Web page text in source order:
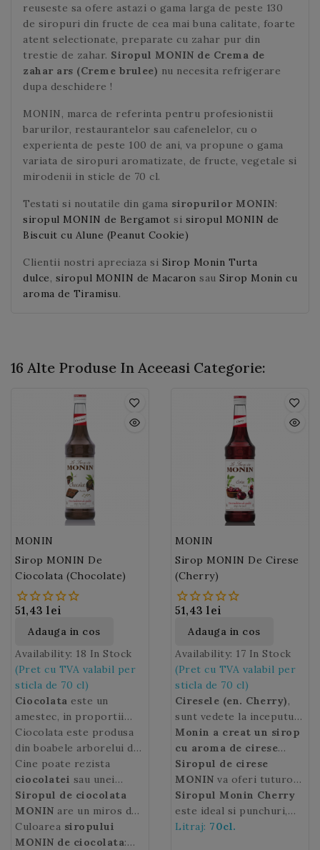
reuseste sa ofere astazi o gama larga de peste 130
de siropuri din fructe de cea mai buna calitate, foarte
atent selectionate, preparate cu zahar pur din
trestie de zahar. Siropul MONIN de Crema de
zahar ars (Creme brulee) nu necesita refrigerare
dupa deschidere !
MONIN, marca de referinta pentru profesionistii
barurilor, restaurantelor sau cafenelelor, cu o
experienta de peste 100 de ani, va propune o gama
variata de siropuri aromatizate, de fructe, vegetale si
mirodenii in sticle de 70 cl.
Testati si noutatile din gama siropurilor MONIN:
siropul MONIN de Bergamot si siropul MONIN de
Biscuit cu Alune (Peanut Cookie)
Clientii nostri apreciaza si Sirop Monin Turta
dulce, siropul MONIN de Macaron sau Sirop Monin cu
aroma de Tiramisu.
16 Alte Produse In Aceeasi Categorie:
MONIN
Sirop MONIN De
Ciocolata (Chocolate)
51,43 lei
Adauga in cos
Availability: 18 In Stock
(Pret cu TVA valabil per
sticla de 70 cl)
Ciocolata este un
amestec, in proportii
variabile, de pulbere din
boabe de cacao, zahar,
lapte, la care se mai pot
adauga diverse arome
precum vanilia.
Ciocolata este produsa
din boabele arborelui de
cacao care este specific
regiunilor calde ale
lumii.
Cine poate rezista
ciocolatei sau unei
creme fine de
ciocolata? Acest desert
provoaca o mare placere
atat in randul copiilor
Siropul de ciocolata
MONIN are un miros de
boabe de cacao si un
gust intens de lichior de
Culoarea siropului
MONIN de ciocolata:
MONIN
Sirop MONIN De Cirese
(Cherry)
51,43 lei
Adauga in cos
Availability: 17 In Stock
(Pret cu TVA valabil per
sticla de 70 cl)
Ciresele (en. Cherry),
sunt vedete la inceputul
anotimpului vara si sunt
fructe rotunde de
culoare adesea rosie, mai
rar galbena.Ciresele,
fructe suculente, dulci,
carnoase, catifelate si
deosebit de delicioase,
Monin a creat un sirop
cu aroma de cirese
coapte, de culoare rosu
inchis.
Siropul de cirese
MONIN va oferi tuturor
bauturilor un "gust"
delicios de vara.
Asociati-l cu cola sau o
Siropul Monin Cherry
este ideal si punchuri,
limonade, cocktailuri,
Litraj: 70cl.